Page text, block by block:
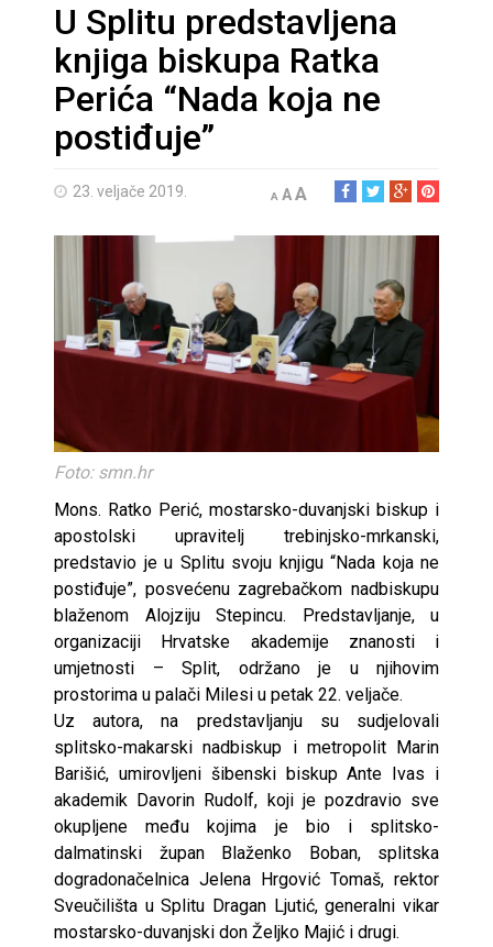
U Splitu predstavljena
knjiga biskupa Ratka
Perića “Nada koja ne
postiđuje”
23. veljače 2019. A AA
Foto: smn.hr
Mons. Ratko Perić, mostarsko-duvanjski biskup i
apostolski upravitelj trebinjsko-mrkanski,
predstavio je u Splitu svoju knjigu “Nada koja ne
postiđuje”, posvećenu zagrebačkom nadbiskupu
blaženom Alojziju Stepincu. Predstavljanje, u
organizaciji Hrvatske akademije znanosti i
umjetnosti – Split, održano je u njihovim
prostorima u palači Milesi u petak 22. veljače.
Uz autora, na predstavljanju su sudjelovali
splitsko-makarski nadbiskup i metropolit Marin
Barišić, umirovljeni šibenski biskup Ante Ivas i
akademik Davorin Rudolf, koji je pozdravio sve
okupljene među kojima je bio i splitsko-
dalmatinski župan Blaženko Boban, splitska
dogradonačelnica Jelena Hrgović Tomaš, rektor
Sveučilišta u Splitu Dragan Ljutić, generalni vikar
mostarsko-duvanjski don Željko Majić i drugi.